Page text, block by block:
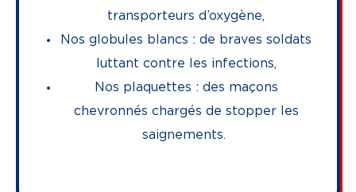
transporteurs d’oxygène,
Nos globules blancs : de braves soldats
luttant contre les infections,
Nos plaquettes : des maçons
chevronnés chargés de stopper les
saignements.